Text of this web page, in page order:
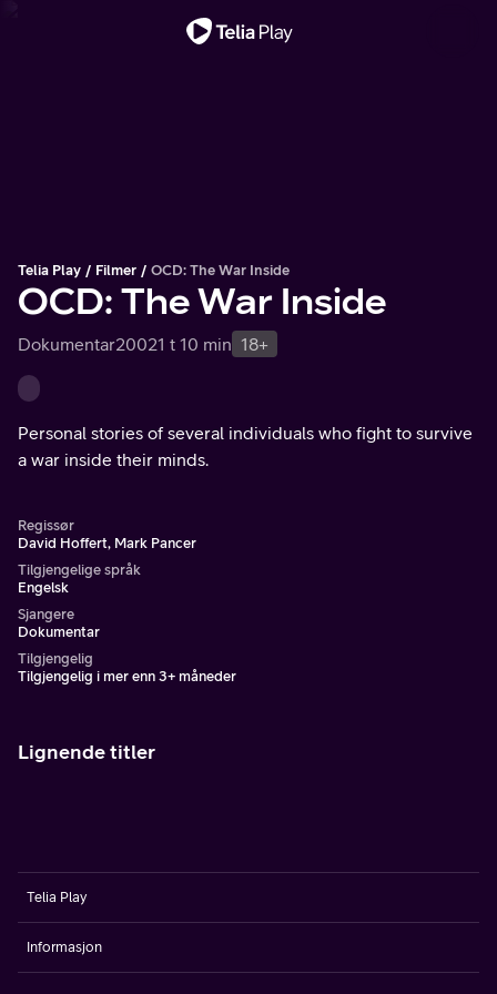
Telia Play Filmer OCD: The War Inside
OCD: The War Inside
Dokumentar20021 t 10 min 18+
Personal stories of several individuals who fight to survive
a war inside their minds.
Regissør
David Hoffert, Mark Pancer
Tilgjengelige språk
Engelsk
Sjangere
Dokumentar
Tilgjengelig
Tilgjengelig i mer enn 3+ måneder
Lignende titler
Telia Play
Informasjon